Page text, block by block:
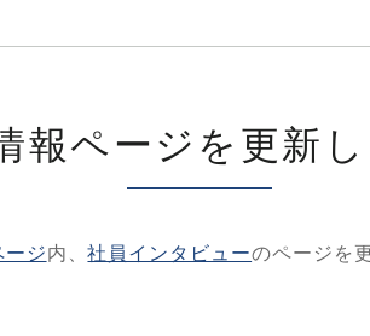
報ページを更新
ジ内、社員インタビューのページを